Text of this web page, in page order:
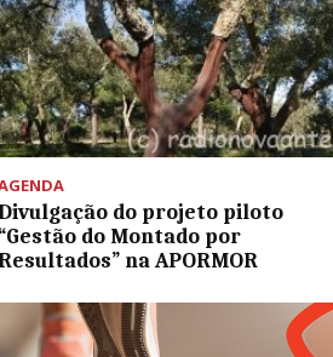
Divulgação do projeto piloto
“Gestão do Montado por
Resultados” na APORMOR